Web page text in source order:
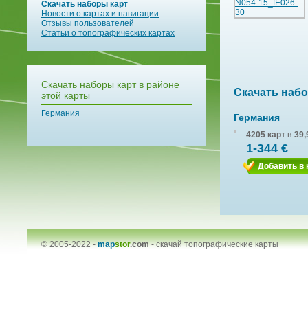
Скачать наборы карт
Новости о картах и навигации
Отзывы пользователей
Статьи о топографических картах
Скачать наборы карт в районе
этой карты
Германия
Скачать
Германия
4205 карт в
1-344 €
Добавить в
© 2005-2022 -mapstor.com-скачай топографические карты